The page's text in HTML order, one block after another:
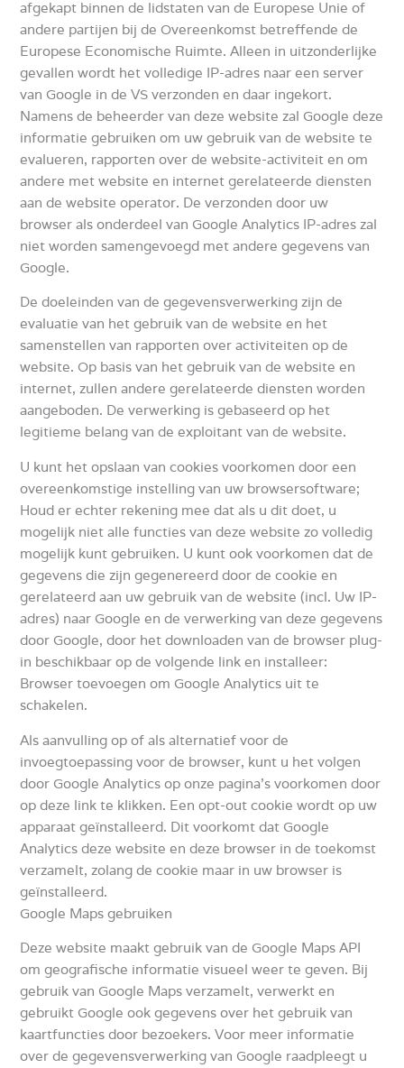
afgekapt binnen de lidstaten van de Europese Unie of
andere partijen bij de Overeenkomst betreffende de
Europese Economische Ruimte.Alleen in uitzonderlijke
gevallen wordt het volledige IP-adres naar een server
van Google in de VS verzonden en daar ingekort.
Namens de beheerder van deze website zal Google deze
informatie gebruiken om uw gebruik van de website te
evalueren, rapporten over de website-activiteit en om
andere met website en internet gerelateerde diensten
aan de website operator. De verzonden door uw
browser als onderdeel van Google Analytics IP-adres zal
niet worden samengevoegd met andere gegevens van
Google.
De doeleinden van de gegevensverwerking zijn de
evaluatie van het gebruik van de website en het
samenstellen van rapporten over activiteiten op de
website. Op basis van het gebruik van de website en
internet, zullen andere gerelateerde diensten worden
aangeboden. De verwerking is gebaseerd op het
legitieme belang van de exploitant van de website.
U kunt het opslaan van cookies voorkomen door een
overeenkomstige instelling van uw browsersoftware;
Houd er echter rekening mee dat als u dit doet, u
mogelijk niet alle functies van deze website zo volledig
mogelijk kunt gebruiken. U kunt ook voorkomen dat de
gegevens die zijn gegenereerd door de cookie en
gerelateerd aan uw gebruik van de website (incl. Uw IP-
adres) naar Google en de verwerking van deze gegevens
door Google, door het downloaden van de browser plug-
in beschikbaar op de volgende linken installeer:
Browser toevoegen om Google Analytics uit te
schakelen.
Als aanvulling op of als alternatief voor de
invoegtoepassing voor de browser, kunt u het volgen
door Google Analytics op onze pagina’s voorkomen door
op deze link te klikken. Een opt-out cookie wordt op uw
apparaat geïnstalleerd. Dit voorkomt dat Google
Analytics deze website en deze browser in de toekomst
verzamelt, zolang de cookie maar in uw browser is
geïnstalleerd.
Google Maps gebruiken
Deze website maakt gebruik van de Google Maps API
om geografische informatie visueel weer te geven. Bij
gebruik van Google Maps verzamelt, verwerkt en
gebruikt Google ook gegevens over het gebruik van
kaartfuncties door bezoekers.Voor meer informatie
over de gegevensverwerking van Google raadpleegt u